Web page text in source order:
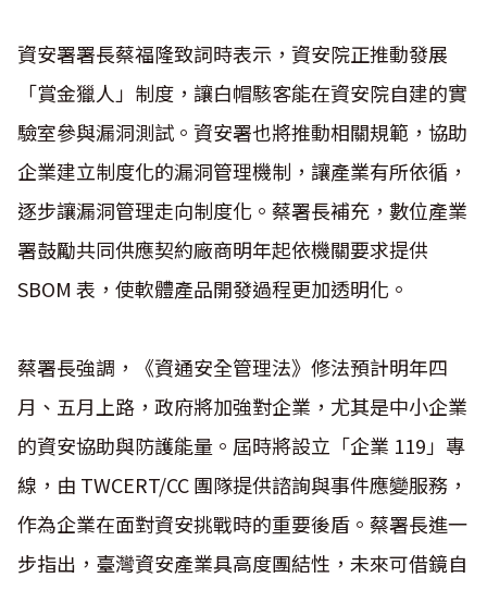
資安署署長蔡福隆致詞時表示，資安院正推動發展
「賞金獵人」制度，讓白帽駭客能在資安院自建的實
驗室參與漏洞測試。資安署也將推動相關規範，協助
企業建立制度化的漏洞管理機制，讓產業有所依循，
逐步讓漏洞管理走向制度化。蔡署長補充，數位產業
署鼓勵共同供應契約廠商明年起依機關要求提供
SBOM 表，使軟體產品開發過程更加透明化。
蔡署長強調，《資通安全管理法》修法預計明年四
月、五月上路，政府將加強對企業，尤其是中小企業
的資安協助與防護能量。屆時將設立「企業 119」專
線，由 TWCERT/CC 團隊提供諮詢與事件應變服務，
作為企業在面對資安挑戰時的重要後盾。蔡署長進一
步指出，臺灣資安產業具高度團結性，未來可借鏡自